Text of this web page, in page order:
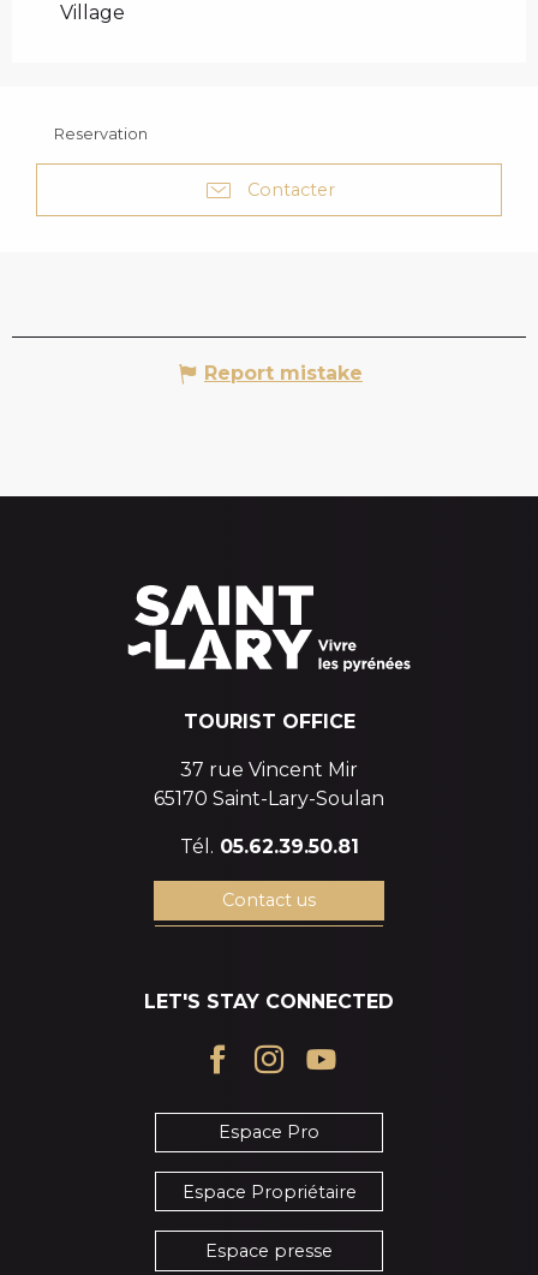
Village
Reservation
Contacter
Report mistake
TOURIST OFFICE
37 rue Vincent Mir
65170 Saint-Lary-Soulan
Tél. 05.62.39.50.81
Contact us
LET'S STAY CONNECTED
Espace Pro
Espace Propriétaire
Espace presse